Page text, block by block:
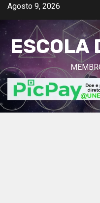
Avançar
o
conteúdo
Agosto 9, 2026
ESCOLA